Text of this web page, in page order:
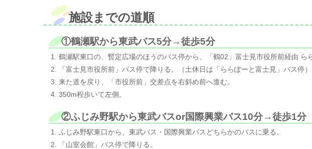
施設までの道順
①鶴瀬駅から東武バス5分→徒歩5分
鶴瀬駅東口の、暫定広場のほうのバス停から、「鶴02」富士見市役所前経由 ら
「富士見市役所前」バス停で降りる。（土休日は「ららぽーと富士見」バス停）
来た道を戻り、「市役所前」交差点を右斜め前へ進む。
350m程歩いて左側。
②ふじみ野駅から東武バスor国際興業バス10分→徒歩1分
ふじみ野駅東口から、東武バス・国際興業バスどちらかのバスに乗る。
「山室会館」バス停で降りる。